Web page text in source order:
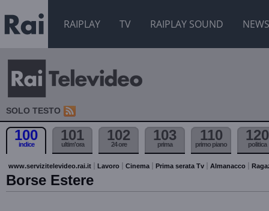
RAIPLAY TV RAIPLAY SOUND NEWS
SOLO TESTO
100
indice
101
ultim'ora
102
24 ore
103
prima
110
primo piano
120
politica
www.servizitelevideo.rai.it Lavoro Cinema Prima serata Tv Almanacco
Borse Estere